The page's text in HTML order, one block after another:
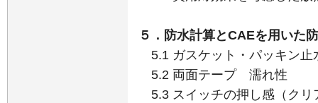
５．防水計算とCAEを用いた
5.1 ガスケット・パッキン止
5.2 両面テープ 濡れ性
5.3 スイッチの押し感（ク